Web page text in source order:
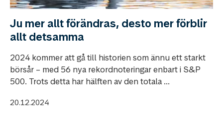
Ju mer allt förändras, desto mer förblir
allt detsamma
2024 kommer att gå till historien som ännu ett starkt
börsår – med 56 nya rekordnoteringar enbart i S&P
500. Trots detta har hälften av den totala ...
20.12.2024